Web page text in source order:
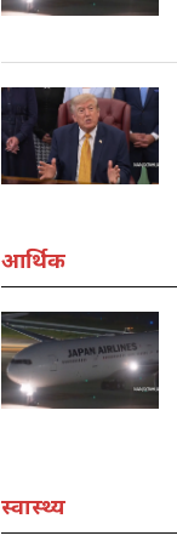
आर्थिक
स्वास्थ्य